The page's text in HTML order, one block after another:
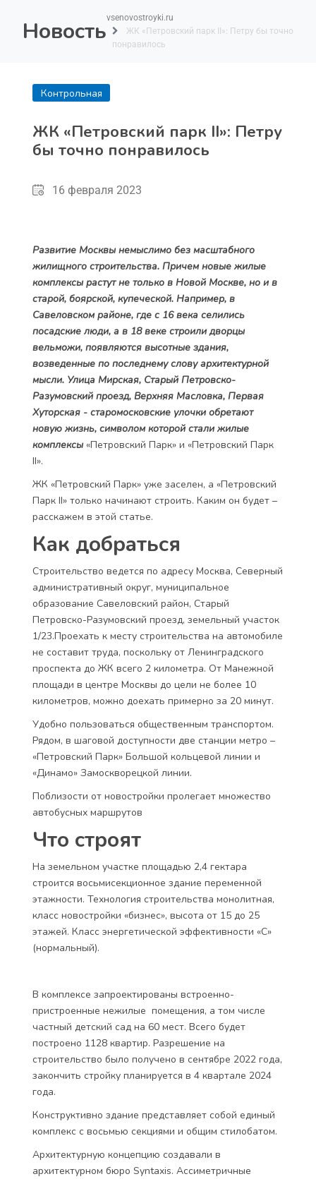
Новостьvsenovostroyki.ru
ЖК «Петровский парк II»: Петру бы точно
понравилось
Контрольная
ЖК «Петровский парк II»: Петру
бы точно понравилось
16 февраля 2023
Развитие Москвы немыслимо без масштабного
жилищного строительства. Причем новые жилые
комплексы растут не только в Новой Москве, но и в
старой, боярской, купеческой. Например, в
Савеловском районе, где с 16 века селились
посадские люди, а в 18 веке строили дворцы
вельможи, появляются высотные здания,
возведенные по последнему слову архитектурной
мысли. Улица Мирская, Старый Петровско-
Разумовский проезд, Верхняя Масловка, Первая
Хуторская - старомосковские улочки обретают
новую жизнь, символом которой стали жилые
комплексы «Петровский Парк» и «Петровский Парк
II».
ЖК «Петровский Парк» уже заселен, а «Петровский
Парк II» только начинают строить. Каким он будет –
расскажем в этой статье.
Как добраться
Строительство ведется по адресу Москва, Северный
административный округ, муниципальное
образование Савеловский район, Старый
Петровско-Разумовский проезд, земельный участок
1/23.Проехать к месту строительства на автомобиле
не составит труда, поскольку от Ленинградского
проспекта до ЖК всего 2 километра. От Манежной
площади в центре Москвы до цели не более 10
километров, можно доехать примерно за 20 минут.
Удобно пользоваться общественным транспортом.
Рядом, в шаговой доступности две станции метро –
«Петровский Парк» Большой кольцевой линии и
«Динамо» Замоскворецкой линии.
Поблизости от новостройки пролегает множество
автобусных маршрутов
Что строят
На земельном участке площадью 2,4 гектара
строится восьмисекционное здание переменной
этажности. Технология строительства монолитная,
класс новостройки «бизнес», высота от 15 до 25
этажей. Класс энергетической эффективности «С»
(нормальный).
В комплексе запроектированы встроенно-
пристроенные нежилые помещения, а том числе
частный детский сад на 60 мест. Всего будет
построено 1128 квартир. Разрешение на
строительство было получено в сентябре 2022 года,
закончить стройку планируется в 4 квартале 2024
года.
Конструктивно здание представляет собой единый
комплекс с восьмью секциями и общим стилобатом.
Архитектурную концепцию создавали в
архитектурном бюро Syntaxis. Ассиметричные